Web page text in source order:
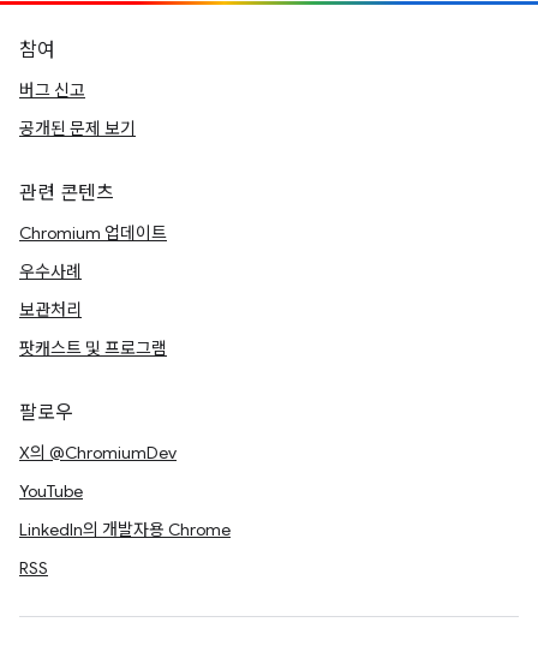
참여
버그 신고
공개된 문제 보기
관련 콘텐츠
Chromium 업데이트
우수사례
보관처리
팟캐스트 및 프로그램
팔로우
X의 @ChromiumDev
YouTube
LinkedIn의 개발자용 Chrome
RSS